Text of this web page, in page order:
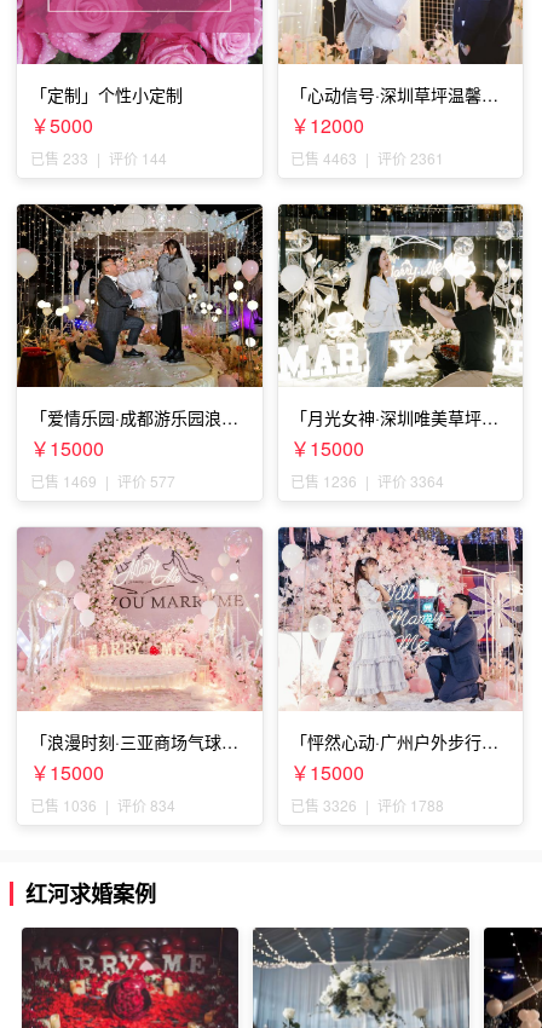
「定制」个性小定制
￥5000
已售 233 | 评价 144
「心动信号·深圳草坪温馨求
婚」
￥12000
已售 4463 | 评价 2361
「爱情乐园·成都游乐园浪漫
求婚」
￥15000
已售 1469 | 评价 577
「月光女神·深圳唯美草坪浪
漫求婚」
￥15000
已售 1236 | 评价 3364
「浪漫时刻·三亚商场气球雨
惊喜求婚」
￥15000
已售 1036 | 评价 834
「怦然心动·广州户外步行街
求婚」
￥15000
已售 3326 | 评价 1788
红河求婚案例